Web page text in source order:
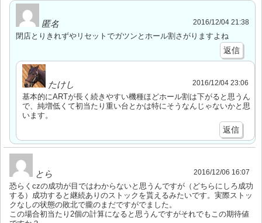
匿名 2016/12/04 21:38
閉店とりきれずやリセットでガツンとホール割さがりますよね
返信
たけし 2016/12/04 23:06
基本的にARTが長く続きやすい機種ほどホール割は下がると思うん
で、純増低くて初当たり重い台とかは特にそうなんじゃないかと思
います。
返信
とら 2016/12/06 16:07
恐らくczの成功が目ではわからないと思うんですが（どちらにしろ成功
する）成功すると継続ありのストックを貰えるみたいです。実際ストッ
クなしの状態の敗北で朧のまだですがでました。
この場合初当たり2個の計算になると思うんですがそれでもこの期待値